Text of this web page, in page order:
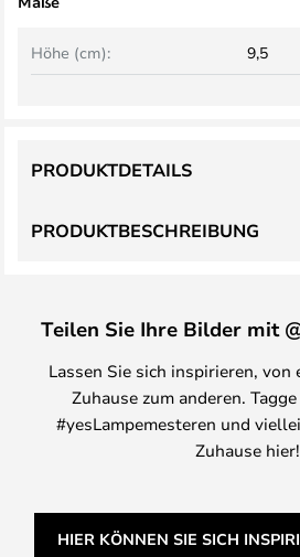
Höhe (cm): 9,5
PRODUKTBESCHREIBUNG
PRODUKTDETAILS
Teilen Sie Ihre Bilder mit
Lassen Sie sich inspirieren, von
Zuhause zum anderen.
#yesLampemesteren und
Zuhause hier!
HIER KÖNNEN SIE SICH